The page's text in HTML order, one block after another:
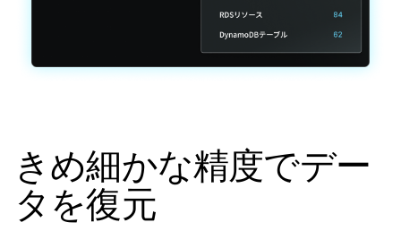
きめ細かな精度でデー
タを復元